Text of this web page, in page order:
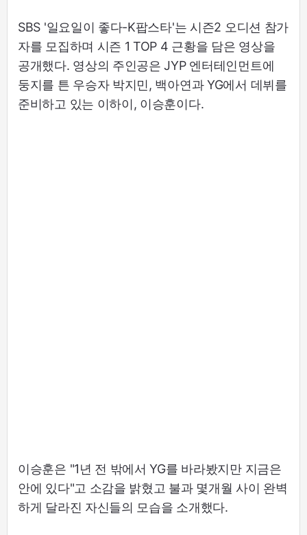
SBS '일요일이 좋다-K팝스타'는 시즌2 오디션 참가
자를 모집하며 시즌 1 TOP 4 근황을 담은 영상을
공개했다. 영상의 주인공은 JYP 엔터테인먼트에
둥지를 튼 우승자 박지민, 백아연과 YG에서 데뷔를
준비하고 있는 이하이, 이승훈이다.
이승훈은 "1년 전 밖에서 YG를 바라봤지만 지금은
안에 있다"고 소감을 밝혔고 불과 몇개월 사이 완벽
하게 달라진 자신들의 모습을 소개했다.